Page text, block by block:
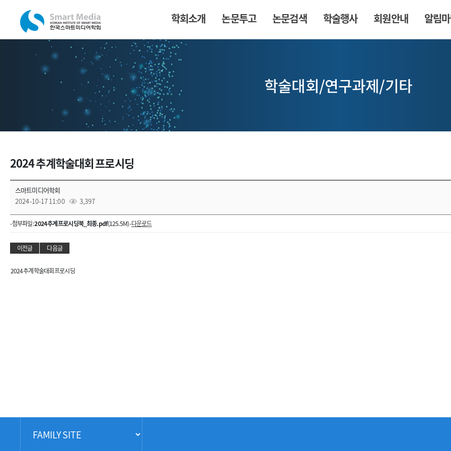
학회소개 논문투고 논문검색 학술행사 회원안내 알림
학술대회/연구과제/기타
2024 추계학술대회 프로시딩
스마트미디어학회
2024-10-17 11:00
3,397
- 첨부파일 :2024 추계 프로시딩북_최종.pdf(125.5M) -다운로드
이전글 다음글
2024 추계학술대회 프로시딩